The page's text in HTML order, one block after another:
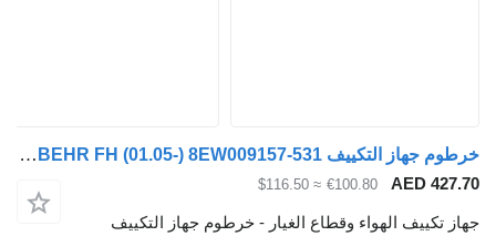
خرطوم جهاز التكييف VOLVO, BEHR FH (01.05-) 8EW009157-531 لـ السيارات القاطرة Volvo FH12, FH16, NH12, FH, VNL780 (1993-2014)
AED
€100.80
≈ $116.50
تكييف الهواء وقطاع الغيار - خرطوم جهاز التكييف